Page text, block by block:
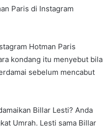
Paris di Instagram
Hotman Paris
kondang itu menyebut bila
sebelum mencabut
Billar Lesti? Anda
Umrah. Lesti sama Billar